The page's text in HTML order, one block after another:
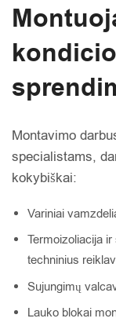
Montavimo
specialistams,
kokybiškai:
Variniai
Termoizoliacija
techninius
Sujungimų
Lauko blokai